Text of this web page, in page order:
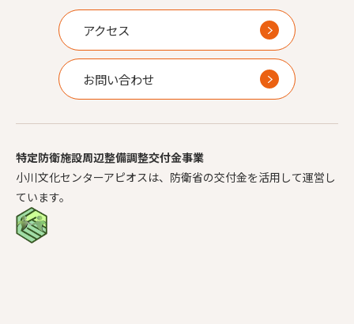
アクセス
お問い合わせ
特定防衛施設周辺整備調整交付金事業
小川文化センターアピオスは、防衛省の交付金を活用して運営し
ています。